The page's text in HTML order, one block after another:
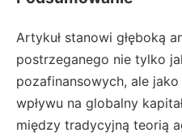
Artykuł stanowi głęboką
postrzeganego nie tylko
pozafinansowych, ale
wpływu na globalny
między tradycyjną teorią